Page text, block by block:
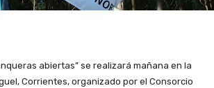
abiertas” se realizará mañana en la
Corrientes, organizado por el Consorcio